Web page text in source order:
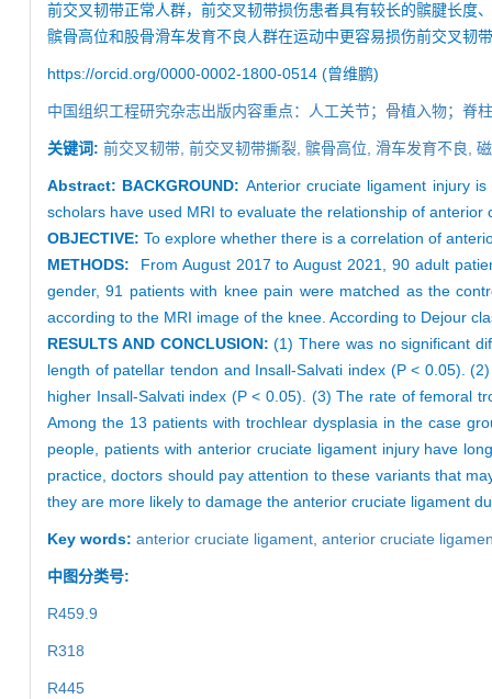
前交叉韧带正常人群，前交叉韧带损伤患者具有较长的髌腱长度
髌骨高位和股骨滑车发育不良人群在运动中更容易损伤前交叉韧
https://orcid.org/0000-0002-1800-0514 (曾维鹏)
中国组织工程研究杂志出版内容重点：人工关节；骨植入物；脊
关键词: 前交叉韧带, 前交叉韧带撕裂, 髌骨高位, 滑车发育不良,
Abstract: BACKGROUND: Anterior cruciate ligament injury
scholars have used MRI to evaluate the relationship of
OBJECTIVE: To explore whether there is a correlation of
METHODS:
From August 2017 to August 2021, 90 adult
gender, 91 patients with knee pain were matched as the
according to the MRI image of the knee. According to Dejour
RESULTS AND CONCLUSION: (1) There was no significant
length of patellar tendon and Insall-Salvati index (P < 0.05).
higher Insall-Salvati index (P < 0.05). (3) The rate of femoral
Among the 13 patients with trochlear dysplasia in the case
people, patients with anterior cruciate ligament injury have
practice, doctors should pay attention to these variants that
they are more likely to damage the anterior cruciate ligament
Key words: anterior cruciate ligament, anterior cruciate
中图分类号:
R459.9
R318
R445